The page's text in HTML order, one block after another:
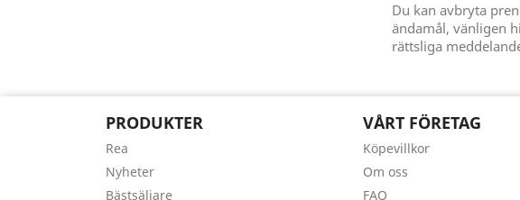
Du kan avbryta
ändamål, vänligen
rättsliga
PRODUKTER
Rea
Nyheter
Bästsäljare
VÅRT FÖRETAG
Köpevillkor
Om oss
FAQ